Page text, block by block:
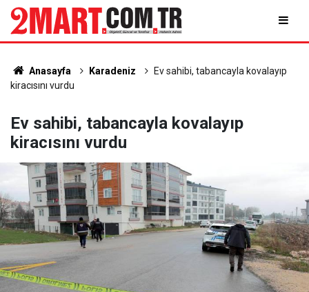
Anasayfa Karadeniz
Ev sahibi, tabancayla kovalayıp
kiracısını vurdu
Ev sahibi, tabancayla kovalayıp
kiracısını vurdu